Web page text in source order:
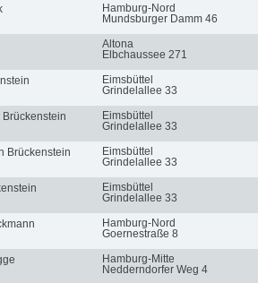
Hamburg-Nord
Mundsburger Damm 46
Altona
Elbchaussee 271
Eimsbüttel
Grindelallee 33
Eimsbüttel
Grindelallee 33
Brückenstein
Eimsbüttel
Grindelallee 33
Eimsbüttel
Grindelallee 33
Hamburg-Nord
Goernestraße 8
Hamburg-Mitte
Nedderndorfer Weg 4